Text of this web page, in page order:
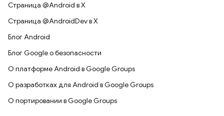
Страница @Android в X
Страница @AndroidDev в X
Блог Android
Блог Google о безопасности
О платформе Android в Google Groups
О разработках для Android в Google Groups
О портировании в Google Groups